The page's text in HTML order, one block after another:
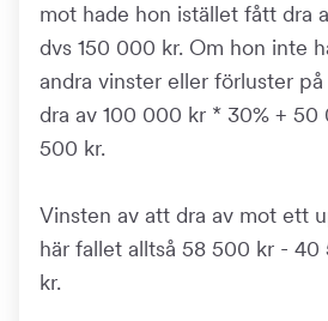
mot hade hon istället fått dra
dvs 150 000 kr. Om hon inte
andra vinster eller förluster
dra av 100 000 kr * 30% + 50
500 kr.
Vinsten av att dra av mot ett
här fallet alltså 58 500 kr - 40
kr.